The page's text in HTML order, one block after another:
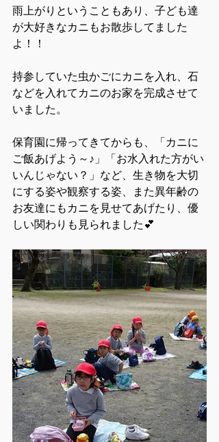
雨上がりということもあり、子ども達
が大好きなカニもお散歩してました
よ！！
持参していた虫かごにカニを入れ、石
などを入れてカニのお家を完成させて
いました。
保育園に帰ってきてからも、「カニに
ご飯あげよう～♪」「お水入れた方がい
いんじゃない？」など、生き物を大切
にする姿や観察する姿、また異年齢の
お友達にもカニを見せてあげたり、優
しい関わりも見られました💕